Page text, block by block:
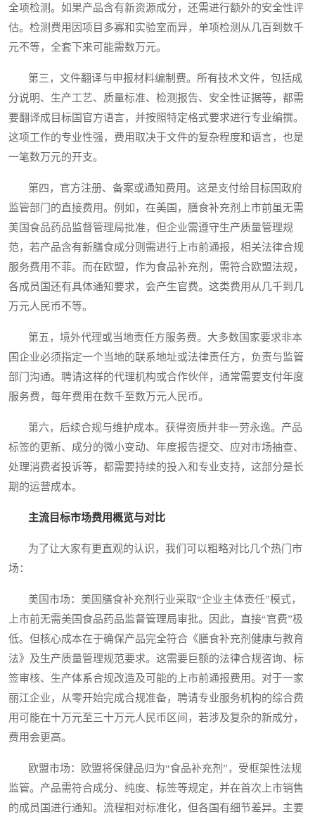
全项检测。如果产品含有新资源成分，还需进行额外的安全性评
估。检测费用因项目多寡和实验室而异，单项检测从几百到数千
元不等，全套下来可能需数万元。
第三，文件翻译与申报材料编制费。所有技术文件，包括成
分说明、生产工艺、质量标准、检测报告、安全性证据等，都需
要翻译成目标国官方语言，并按照特定格式要求进行专业编撰。
这项工作的专业性强，费用取决于文件的复杂程度和语言，也是
一笔数万元的开支。
第四，官方注册、备案或通知费用。这是支付给目标国政府
监管部门的直接费用。例如，在美国，膳食补充剂上市前虽无需
美国食品药品监督管理局批准，但企业需遵守生产质量管理规
范，若产品含有新膳食成分则需进行上市前通报，相关法律合规
服务费用不菲。而在欧盟，作为食品补充剂，需符合欧盟法规，
各成员国还有具体通知要求，会产生官费。这类费用从几千到几
万元人民币不等。
第五，境外代理或当地责任方服务费。大多数国家要求非本
国企业必须指定一个当地的联系地址或法律责任方，负责与监管
部门沟通。聘请这样的代理机构或合作伙伴，通常需要支付年度
服务费，每年费用在数千至数万元人民币。
第六，后续合规与维护成本。获得资质并非一劳永逸。产品
标签的更新、成分的微小变动、年度报告提交、应对市场抽查、
处理消费者投诉等，都需要持续的投入和专业支持，这部分是长
期的运营成本。
主流目标市场费用概览与对比
为了让大家有更直观的认识，我们可以粗略对比几个热门市
场：
美国市场：美国膳食补充剂行业采取“企业主体责任”模式，
上市前无需美国食品药品监督管理局审批。因此，直接“官费”极
低。但核心成本在于确保产品完全符合《膳食补充剂健康与教育
法》及生产质量管理规范要求。这需要巨额的法律合规咨询、标
签审核、生产体系合规改造及可能的上市前通报费用。对于一家
丽江企业，从零开始完成合规准备，聘请专业服务机构的综合费
用可能在十万元至三十万元人民币区间，若涉及复杂的新成分，
费用会更高。
欧盟市场：欧盟将保健品归为“食品补充剂”，受框架性法规
监管。产品需符合成分、纯度、标签等规定，并在首次上市销售
的成员国进行通知。流程相对标准化，但各国有细节差异。主要